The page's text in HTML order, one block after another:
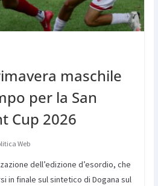
maschile
per la San
Cup 2026
Web
dell’edizione d’esordio, che
in finale sul sintetico di Dogana sul